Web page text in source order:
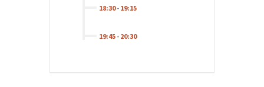
18:30- 19:15
19:45- 20:30